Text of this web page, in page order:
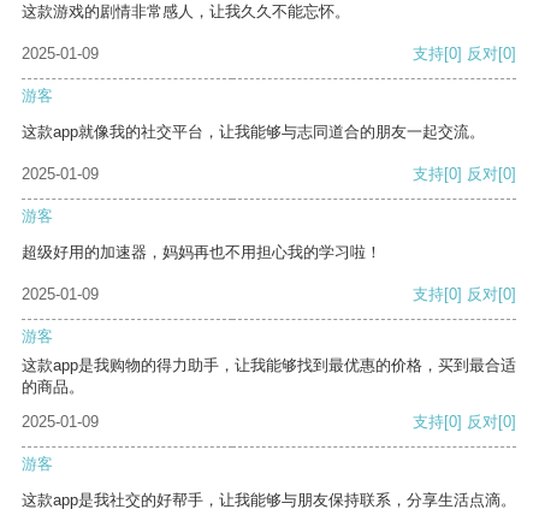
这款游戏的剧情非常感人，让我久久不能忘怀。
2025-01-09 支持[0] 反对[0]
游客
这款app就像我的社交平台，让我能够与志同道合的朋友一起交流。
2025-01-09 支持[0] 反对[0]
游客
超级好用的加速器，妈妈再也不用担心我的学习啦！
2025-01-09 支持[0] 反对[0]
游客
这款app是我购物的得力助手，让我能够找到最优惠的价格，买到最合适
的商品。
2025-01-09
支持[0] 反对[0]
游客
这款app是我社交的好帮手，让我能够与朋友保持联系，分享生活点滴。